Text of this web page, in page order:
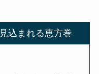
込まれる恵方巻